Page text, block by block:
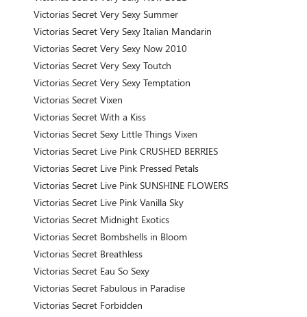
Victorias Secret Very Sexy Summer
Victorias Secret Very Sexy Italian Mandarin
Victorias Secret Very Sexy Now 2010
Victorias Secret Very Sexy Toutch
Victorias Secret Very Sexy Temptation
Victorias Secret Vixen
Victorias Secret With a Kiss
Victorias Secret Sexy Little Things Vixen
Victorias Secret Live Pink CRUSHED BERRIES
Victorias Secret Live Pink Pressed Petals
Victorias Secret Live Pink SUNSHINE FLOWERS
Victorias Secret Live Pink Vanilla Sky
Victorias Secret Midnight Exotics
Victorias Secret Bombshells in Bloom
Victorias Secret Breathless
Victorias Secret Eau So Sexy
Victorias Secret Fabulous in Paradise
Victorias Secret Forbidden